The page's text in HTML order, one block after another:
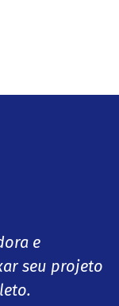
e
seu projeto